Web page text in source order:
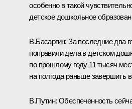
особенно в такой
детское дошкольное
В.Басаргин: За последние два
поправили дела в детском
по прошлому году 11 тысяч
на полгода раньше завершить
В.Путин: Обеспеченность